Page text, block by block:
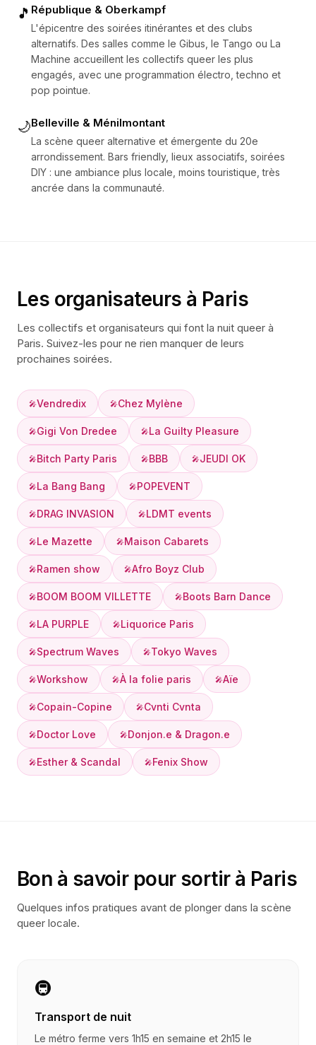
🎵 République & Oberkampf
L'épicentre des soirées itinérantes et des clubs
alternatifs. Des salles comme le Gibus, le Tango ou La
Machine accueillent les collectifs queer les plus
engagés, avec une programmation électro, techno et
pop pointue.
🌙Belleville & Ménilmontant
La scène queer alternative et émergente du 20e
arrondissement. Bars friendly, lieux associatifs, soirées
DIY : une ambiance plus locale, moins touristique, très
ancrée dans la communauté.
Les organisateurs à Paris
Les collectifs et organisateurs qui font la nuit queer à
Paris. Suivez-les pour ne rien manquer de leurs
prochaines soirées.
🎤Vendredix 🎤Chez Mylène
🎤Gigi Von Dredee 🎤La Guilty Pleasure
🎤Bitch Party Paris 🎤BBB 🎤JEUDI OK
🎤La Bang Bang 🎤POPEVENT
🎤DRAG INVASION 🎤LDMT events
🎤Le Mazette 🎤Maison Cabarets
🎤Ramen show 🎤Afro Boyz Club
🎤BOOM BOOM VILLETTE 🎤Boots Barn Dance
🎤LA PURPLE 🎤Liquorice Paris
🎤Spectrum Waves 🎤Tokyo Waves
🎤Workshow 🎤À la folie paris 🎤Aïe
🎤Copain-Copine 🎤Cvnti Cvnta
🎤Doctor Love 🎤Donjon.e & Dragon.e
🎤Esther & Scandal 🎤Fenix Show
Bon à savoir pour sortir à Paris
Quelques infos pratiques avant de plonger dans la scène
queer locale.
🚇
Transport de nuit
Le métro ferme vers 1h15 en semaine et 2h15 le